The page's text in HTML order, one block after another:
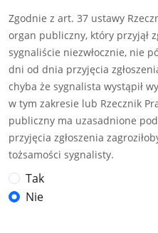
Zgodnie z art. 37 ustawy
organ publiczny, który przyjął
sygnaliście niezwłocznie, nie
dni od dnia przyjęcia
chyba że sygnalista wystąpił
w tym zakresie lub Rzecznik
publiczny ma uzasadnione
przyjęcia zgłoszenia
tożsamości sygnalisty.
Tak
Nie